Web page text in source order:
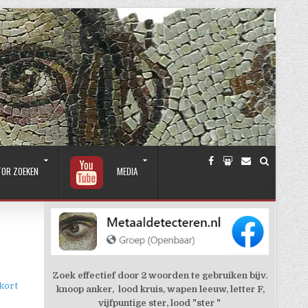
ZOEKEN MEDIA
Zoek effectief door 2 woorden te gebruiken bijv.
knoop anker, lood kruis, wapen leeuw, letter F,
vijfpuntige ster, lood "ster "